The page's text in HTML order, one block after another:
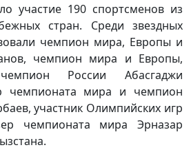
участие 190 спортсменов из
стран. Среди звездных
чемпион мира, Европы и
чемпион мира и Европы,
России Абасгаджи
чемпионата мира и чемпион
участник Олимпийских игр
чемпионата мира Эрназар